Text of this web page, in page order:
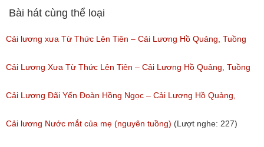
nghe: 375)
Bài hát cùng thể loại
Cải lương xưa Từ Thức Lên Tiên – Cải Lương Hồ Quảng, Tuồng
Cổ
(Lượt nghe: 259)
Cải Lương Xưa Từ Thức Lên Tiên – Cải Lương Hồ Quảng, Tuồng
Cổ
(Lượt nghe: 505)
Cải Lương Đãi Yến Đoàn Hồng Ngọc – Cải Lương Hồ Quảng,
Tuồng Cổ
Cải lương Nước mắt của mẹ (nguyên tuồng) (Lượt nghe: 227)